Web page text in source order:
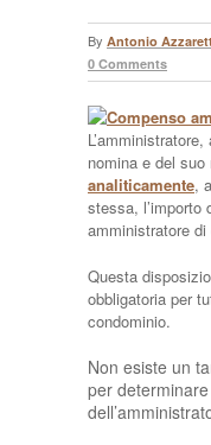
By Antonio
0 Comments
nomina e del
analiticamente,
stessa, l’importo
amministratore
Questa
obbligatoria per
condominio.
Non esiste un
per